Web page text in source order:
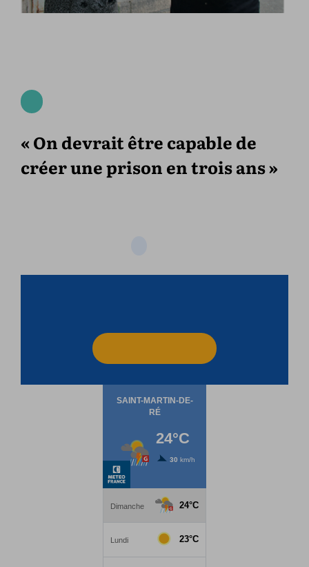
« On devrait être capable de
créer une prison en trois ans »